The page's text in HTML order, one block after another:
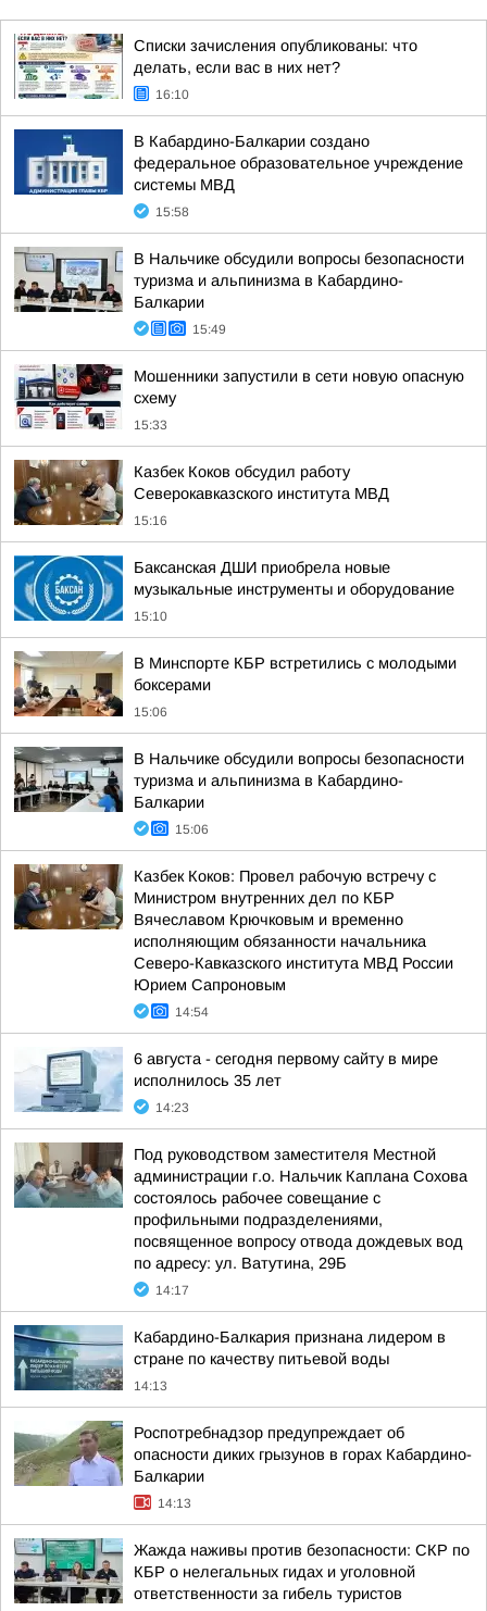
Списки зачисления опубликованы: что
делать, если вас в них нет?
16:10
В Кабардино-Балкарии создано
федеральное образовательное учреждение
системы МВД
15:58
В Нальчике обсудили вопросы безопасности
туризма и альпинизма в Кабардино-
Балкарии
15:49
Мошенники запустили в сети новую опасную
схему
15:33
Казбек Коков обсудил работу
Северокавказского института МВД
15:16
Баксанская ДШИ приобрела новые
музыкальные инструменты и оборудование
15:10
В Минспорте КБР встретились с молодыми
боксерами
15:06
В Нальчике обсудили вопросы безопасности
туризма и альпинизма в Кабардино-
Балкарии
15:06
Казбек Коков: Провел рабочую встречу с
Министром внутренних дел по КБР
Вячеславом Крючковым и временно
исполняющим обязанности начальника
Северо-Кавказского института МВД России
Юрием Сапроновым
14:54
6 августа - сегодня первому сайту в мире
исполнилось 35 лет
14:23
Под руководством заместителя Местной
администрации г.о. Нальчик Каплана Сохова
состоялось рабочее совещание с
профильными подразделениями,
посвященное вопросу отвода дождевых вод
по адресу: ул. Ватутина, 29Б
14:17
Кабардино-Балкария признана лидером в
стране по качеству питьевой воды
14:13
Роспотребнадзор предупреждает об
опасности диких грызунов в горах Кабардино-
Балкарии
14:13
Жажда наживы против безопасности: СКР по
КБР о нелегальных гидах и уголовной
ответственности за гибель туристов